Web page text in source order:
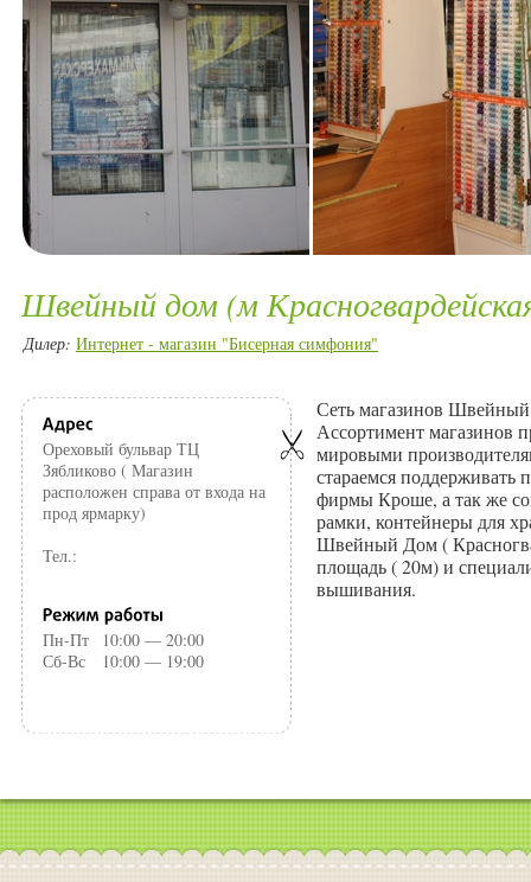
Швейный дом (м
Дилер: Интернет - магазин "Бисерная симфония"
Ореховый бульвар ТЦ
Зябликово ( Магазин
расположен справа от входа на
прод ярмарку)
Тел.:
Пн-Пт
10:00 — 20:00
Сб-Вс
10:00 — 19:00
Сеть магазинов
Ассортимент магазинов
мировыми
стараемся поддерживать
фирмы Кроше, а так же
рамки, контейнеры для
Швейный Дом (
площадь ( 20м) и
вышивания.